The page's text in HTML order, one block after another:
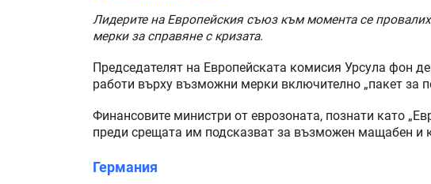
Лидерите на Европейския съюз към момента се
мерки за справяне с кризата.
Председателят на Европейската комисия Урсула фон
работи върху възможни мерки включително „пакет за
Финансовите министри от еврозоната, познати като
преди срещата им подсказват за възможен мащабен и
Германия